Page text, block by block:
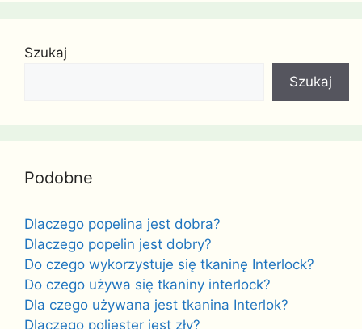
Szukaj
Szukaj
Podobne
Dlaczego popelina jest dobra?
Dlaczego popelin jest dobry?
Do czego wykorzystuje się tkaninę Interlock?
Do czego używa się tkaniny interlock?
Dla czego używana jest tkanina Interlok?
Dlaczego poliester jest zły?